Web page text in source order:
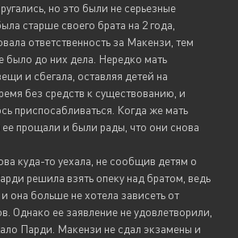
но это были не серьезные
старше своего брата на 2 года,
ответственность за Макензи, тем
было до них дела. Нередко мать
и сбегала, оставляя детей на
без средств к существованию, и
приспосабливаться. Когда же мать
прощали и были рады, что они снова
куда-то уехала, не сообщив детям о
решила взять опеку над братом, ведь
она больше не хотела зависеть от
Однако ее заявление не удовлетворили,
Парди. Макензи не сдал экзамены и